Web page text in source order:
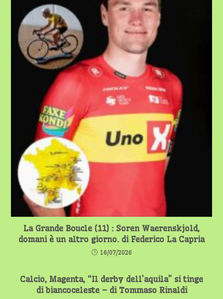
La Grande Boucle (11) : Soren Waerenskjold,
domani è un altro giorno. di Federico La Capria
16/07/2026
Calcio, Magenta, “Il derby dell’aquila” si tinge
di biancoceleste – di Tommaso Rinaldi